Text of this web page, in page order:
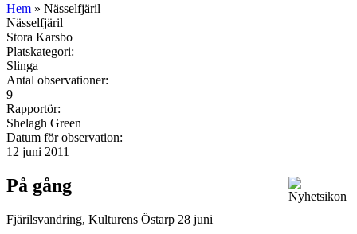
Hem » Nässelfjäril
Nässelfjäril
Stora Karsbo
Platskategori:
Slinga
Antal observationer:
9
Rapportör:
Shelagh Green
Datum för observation:
12 juni 2011
På gång
Fjärilsvandring, Kulturens Östarp 28 juni